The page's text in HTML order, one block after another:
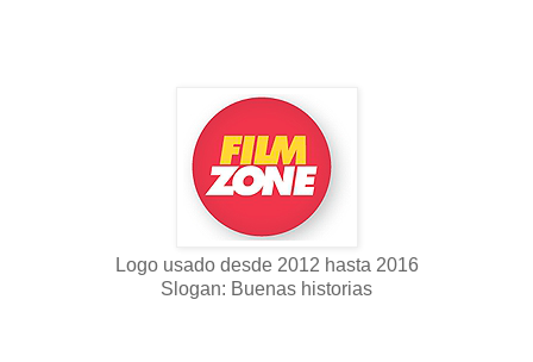
Logo usado desde 2012 hasta 2016
Slogan: Buenas historias